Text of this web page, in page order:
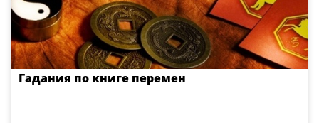
Гадания по книге перемен